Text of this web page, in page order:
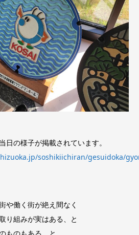
日の様子が掲載されています。
soshikiichiran/gesuidoka/
や働く街が絶え間なく
り組みが実はある、と